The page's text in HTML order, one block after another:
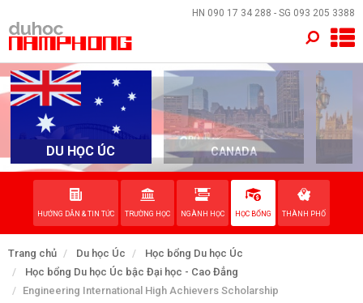
HN 090 17 34 288 - SG 093 205 3388
DU HỌC ÚC CANADA
HƯỚNG DẪN & TIN TỨC TRƯỜNG HỌC NGÀNH HỌC HỌC BỔNG THÀNH PHỐ
Trang chủ Du học Úc
Học bổng Du học Úc
Học bổng Du học Úc bậc Đại học - Cao Đẳng
Engineering International High Achievers Scholarship
×
TRANG CHỦ
QUỐC GIA
EVENTS
VỀ NAM PHONG
LIÊN HỆ